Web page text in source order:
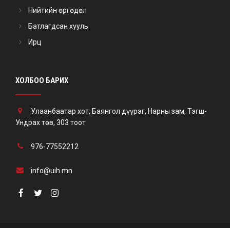
Нийтийн өргөдөл
Батлагдсан хууль
Ирц
ХОЛБОО БАРИХ
Улаанбаатар хот, Баянгол дүүрэг, Нарны зам, Тэгш-
Ундрах төв, 303 тоот
976-77552212
info@uih.mn